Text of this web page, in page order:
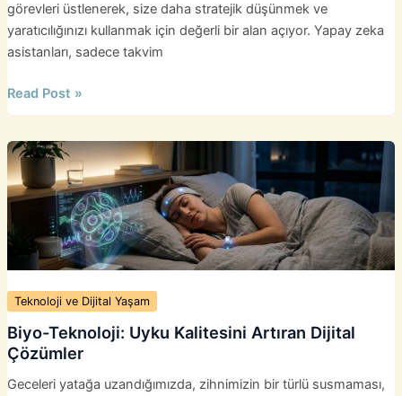
görevleri üstlenerek, size daha stratejik düşünmek ve
yaratıcılığınızı kullanmak için değerli bir alan açıyor. Yapay zeka
asistanları, sadece takvim
Yapay
Zeka
Günlük
İş
Akışı
Otomasyonu
Read Post »
Teknoloji ve Dijital Yaşam
Biyo-Teknoloji: Uyku Kalitesini Artıran Dijital
Çözümler
Geceleri yatağa uzandığımızda, zihnimizin bir türlü susmaması,